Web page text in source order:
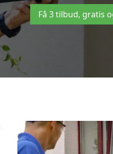
Få 3 tilbud, gratis